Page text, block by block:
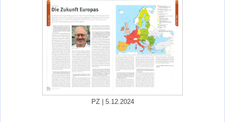
PZ | 5.12.2024